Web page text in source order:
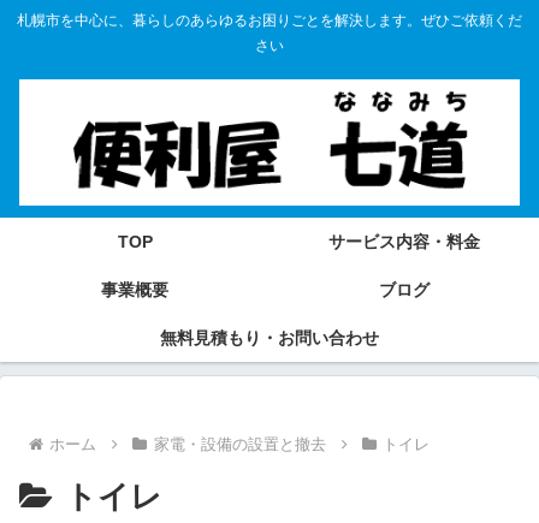
札幌市を中心に、暮らしのあらゆるお困りごとを解決します。ぜひご依頼くだ
さい
TOP サービス内容・料金
事業概要 ブログ
無料見積もり・お問い合わせ
ホーム 家電・設備の設置と撤去 トイレ
トイレ